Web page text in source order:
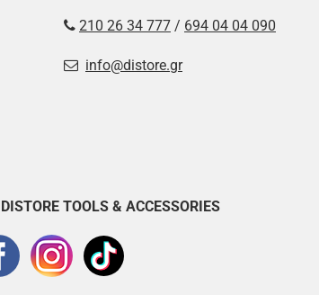
210 26 34 777 / 694 04 04 090
info@distore.gr
DISTORE TOOLS & ACCESSORIES